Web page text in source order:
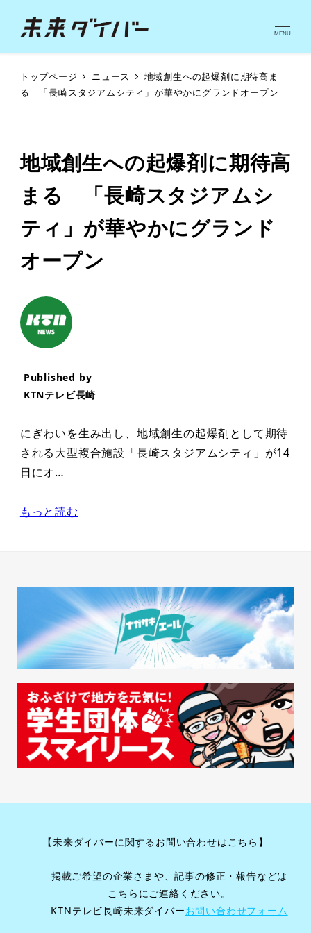
MENU
トップページ ニュース
地域創生への起爆剤に期待高ま
る 「長崎スタジアムシティ」が華やかにグランドオープン
地域創生への起爆剤に期待高
まる 「長崎スタジアムシ
ティ」が華やかにグランド
オープン
Published by
KTNテレビ長崎
にぎわいを生み出し、地域創生の起爆剤として期待
される大型複合施設「長崎スタジアムシティ」が14
日にオ…
もっと読む
【未来ダイバーに関するお問い合わせはこちら】
掲載ご希望の企業さまや、記事の修正・報告などは
こちらにご連絡ください。
KTNテレビ長崎未来ダイバーお問い合わせフォーム